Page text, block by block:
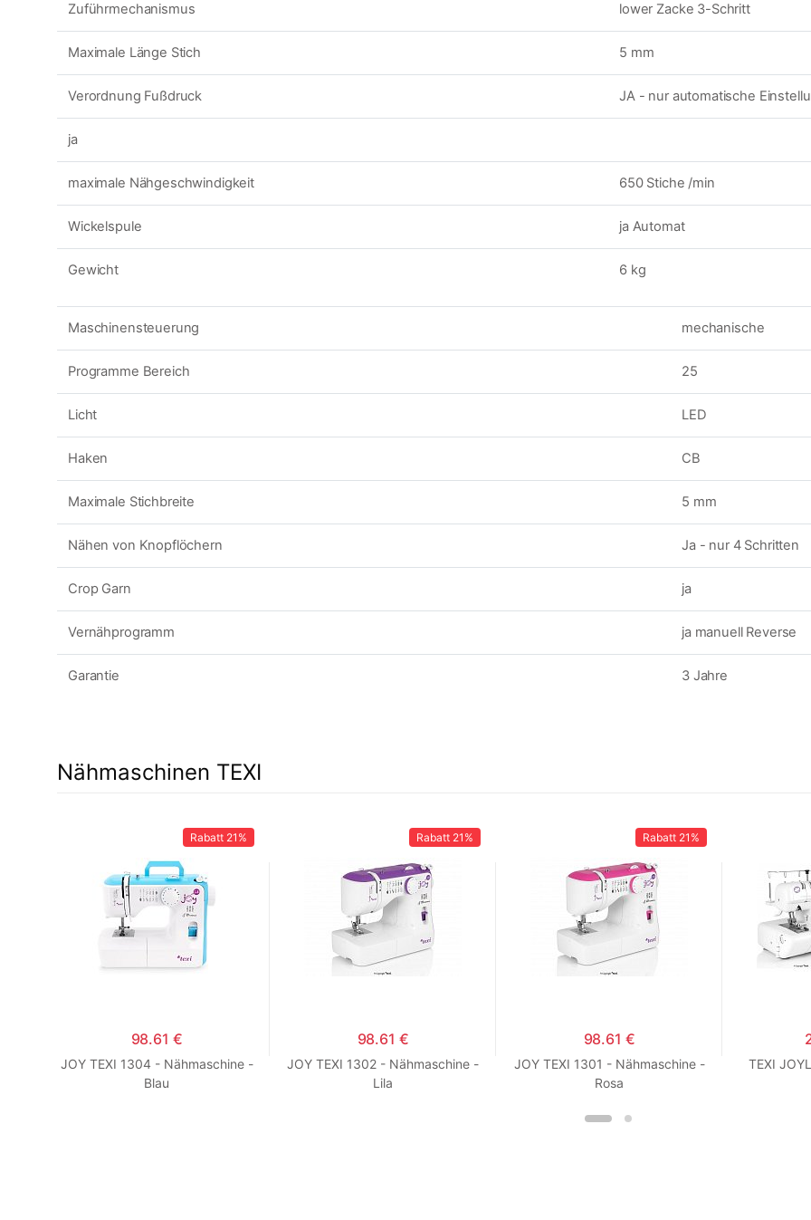
Zuführmechanismus lower Zacke 3-Schritt
Maximale Länge Stich 5 mm
Verordnung Fußdruck JA - nur automatische
ja
maximale Nähgeschwindigkeit 650 Stiche /min
Wickelspule ja Automat
Gewicht 6 kg
Maschinensteuerung mechanische
Programme Bereich 25
Licht LED
Haken CB
Maximale Stichbreite 5 mm
Nähen von Knopflöchern Ja - nur 4 Schritten
Crop Garn ja
Vernähprogramm ja manuell Reverse
Garantie 3 Jahre
Nähmaschinen TEXI
Rabatt 21%
98.61 €
JOY TEXI 1304 - Nähmaschine -
Blau
Rabatt 21%
98.61 €
JOY TEXI 1302 - Nähmaschine -
Lila
Rabatt 21%
98.61 €
JOY TEXI 1301 - Nähmaschine -
Rosa
TEXI